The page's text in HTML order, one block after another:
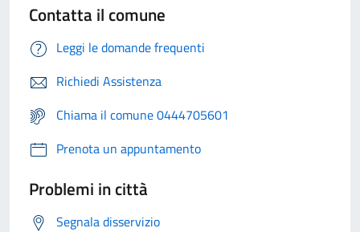
Contatta il comune
Leggi le domande frequenti
Richiedi Assistenza
Chiama il comune 0444705601
Prenota un appuntamento
Problemi in città
Segnala disservizio